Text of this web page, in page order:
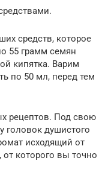
средств, которое
55 грамм семян
кипятка. Варим
по 50 мл, перед тем
рецептов. Под свою
головок душистого
исходящий от
от которого вы точно